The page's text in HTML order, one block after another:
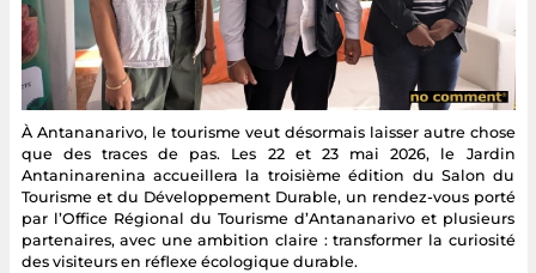
À Antananarivo, le tourisme veut désormais laisser autre chose
que des traces de pas. Les 22 et 23 mai 2026, le Jardin
Antaninarenina accueillera la troisième édition du Salon du
Tourisme et du Développement Durable, un rendez-vous porté
par l’Office Régional du Tourisme d’Antananarivo et plusieurs
partenaires, avec une ambition claire : transformer la curiosité
des visiteurs en réflexe écologique durable.